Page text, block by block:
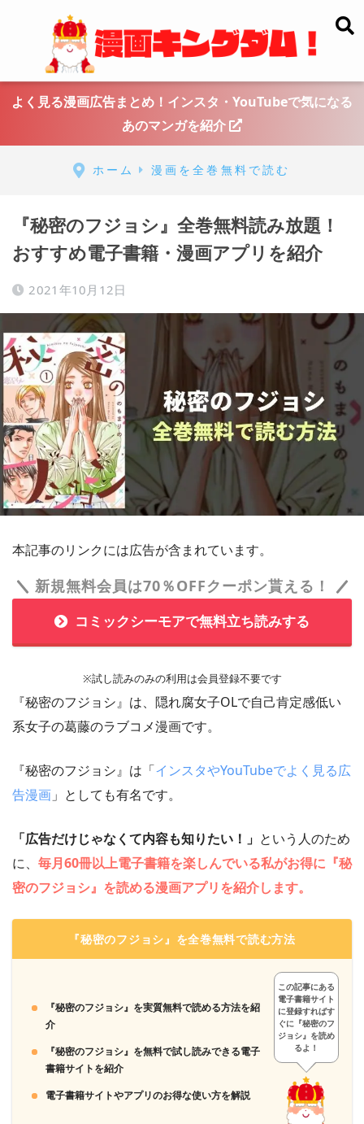
よく見る漫画広告まとめ！インスタ・YouTubeで気になる
あのマンガを紹介
ホーム 漫画を全巻無料で読む
『秘密のフジョシ』全巻無料読み放題！
おすすめ電子書籍・漫画アプリを紹介
2021年10月12日
本記事のリンクには広告が含まれています。
新規無料会員は70％OFFクーポン貰える！
コミックシーモアで無料立ち読みする
※試し読みのみの利用は会員登録不要です
『秘密のフジョシ』は、隠れ腐女子OLで自己肯定感低い
系女子の葛藤のラブコメ漫画です。
『秘密のフジョシ』は「インスタやYouTubeでよく見る広
告漫画 」としても有名です。
「広告だけじゃなくて内容も知りたい！」 という人のため
に、 毎月60冊以上電子書籍を楽しんでいる私がお得に『秘
密のフジョシ』を読める漫画アプリを紹介します。
『秘密のフジョシ』を全巻無料で読む方法
『秘密のフジョシ』を実質無料で読める方法を紹
介
『秘密のフジョシ』を無料で試し読みできる電子
書籍サイトを紹介
電子書籍サイトやアプリのお得な使い方を解説
この記事にある
電子書籍サイト
に登録すればす
ぐに『秘密のフ
ジョシ』を読め
るよ！